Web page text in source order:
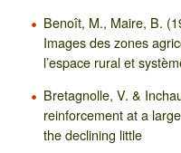
Benoît, M., Maire, B.
Images des zones
l’espace rural et
Bretagnolle, V. &
reinforcement at a
the declining little